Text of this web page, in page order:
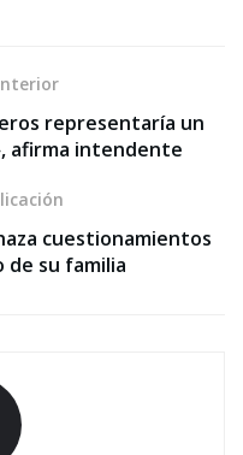
representaría un
afirma intendente
cuestionamientos
su familia